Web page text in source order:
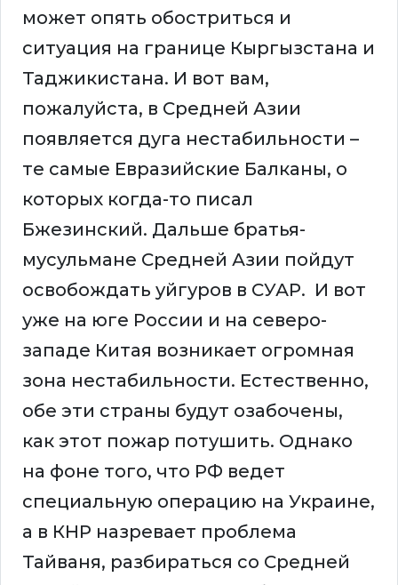
может опять обостриться и
ситуация на границе Кыргызстана и
Таджикистана. И вот вам,
пожалуйста, в Средней Азии
появляется дуга нестабильности –
те самые Евразийские Балканы, о
которых когда-то писал
Бжезинский. Дальше братья-
мусульмане Средней Азии пойдут
освобождать уйгуров в СУАР. И вот
уже на юге России и на северо-
западе Китая возникает огромная
зона нестабильности. Естественно,
обе эти страны будут озабочены,
как этот пожар потушить. Однако
на фоне того, что РФ ведет
специальную операцию на Украине,
а в КНР назревает проблема
Тайваня, разбираться со Средней